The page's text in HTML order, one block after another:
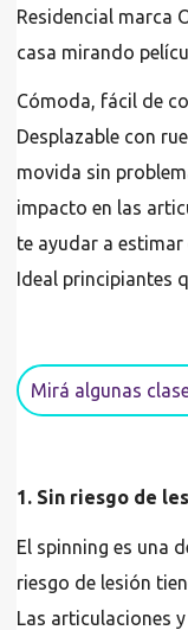
Residencial marca
casa mirando
Cómoda, fácil de
Desplazable con
movida sin
impacto en las
te ayudar a
Ideal principiantes
Mirá algunas
1. Sin riesgo de
El spinning es una
riesgo de lesión
Las articulaciones